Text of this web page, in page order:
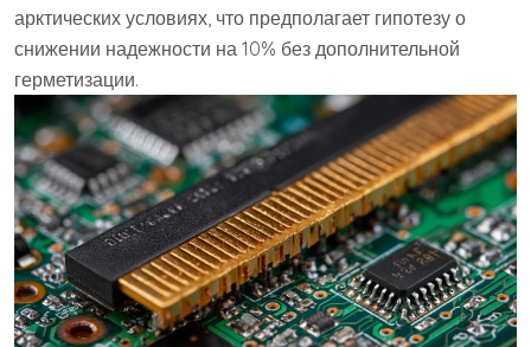
арктических условиях, что предполагает гипотезу о
снижении надежности на 10% без дополнительной
герметизации.